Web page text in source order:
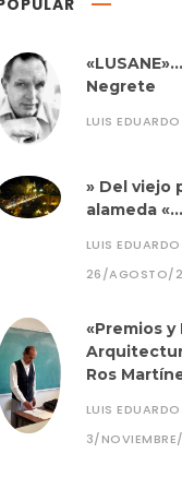
Negrete
LUIS
» Del viejo
alameda
LUIS
26/AGOSTO/
«Premios
Ros
LUIS
3/